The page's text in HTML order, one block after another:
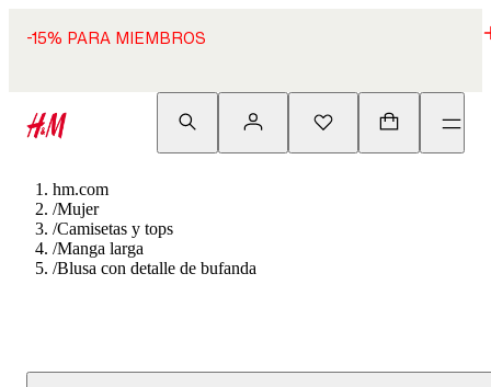
-15% PARA MIEMBROS
hm.com
/Mujer
/Camisetas y tops
/Manga larga
/Blusa con detalle de bufanda